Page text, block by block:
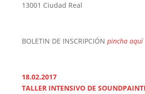
13001 Ciudad Real
BOLETIN DE INSCRIPCIÓN pincha aquí
18.02.2017
TALLER INTENSIVO DE